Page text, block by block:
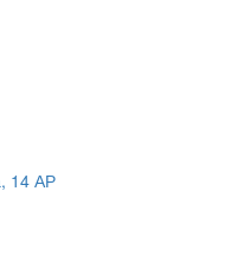
14 АР